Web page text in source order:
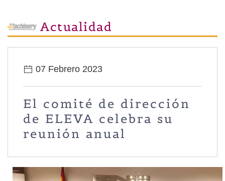
Actualidad
07 Febrero 2023
El comité de dirección
de ELEVA celebra su
reunión anual